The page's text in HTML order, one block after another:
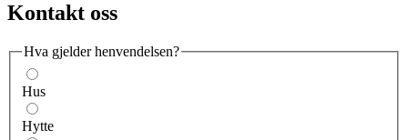
Kontakt oss
Hva gjelder henvendelsen?
Hus
Hytte